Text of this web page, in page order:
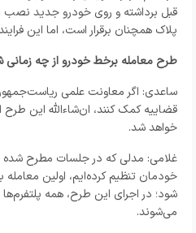
قبل برداشته و روی خودرو جدید نصب
پلاک همچنان برقرار است، اما این
طرح معامله برخط خودرو از چه
ساعدی: اگر معاونت علمی
قضاییه کمک کنند، ان‌شاءالله این طرح
خواهد شد.
غلامی: مدلی که در جلسات مطرح شده
خودمان تنظیم کرده‌ایم، اولین معامله
شود؛ در اجرای این طرح، همه
می‌شوند.